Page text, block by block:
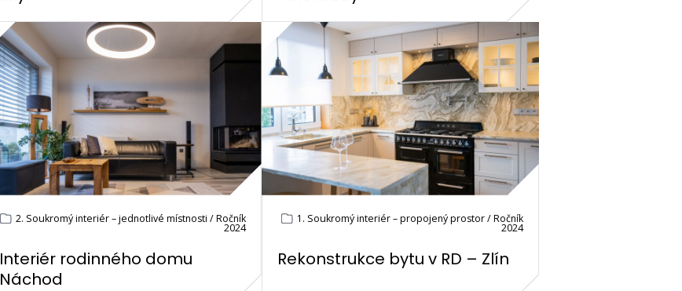
2. Soukromý interiér – jednotlivé místnosti / Ročník
2024
Interiér rodinného domu
Náchod
1. Soukromý interiér – propojený prostor / Ročník
2024
Rekonstrukce bytu v RD – Zlín